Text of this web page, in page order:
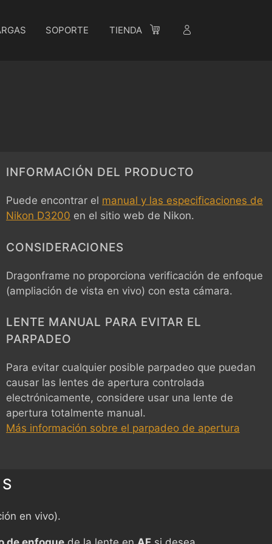
SOPORTE TIENDA
INFORMACIÓN DEL PRODUCTO
Puede encontrar el manual y las especificaciones de
Nikon D3200 en el sitio web de Nikon.
CONSIDERACIONES
Dragonframe no proporciona verificación de enfoque
(ampliación de vista en vivo) con esta cámara.
LENTE MANUAL PARA EVITAR EL
PARPADEO
Para evitar cualquier posible parpadeo que puedan
causar las lentes de apertura controlada
electrónicamente, considere usar una lente de
apertura totalmente manual.
Más información sobre el parpadeo de apertura
en vivo).